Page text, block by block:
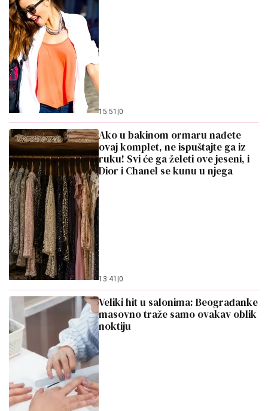
15:51 0
Ako u bakinom ormaru nađete
ovaj komplet, ne ispuštajte ga iz
ruku! Svi će ga želeti ove jeseni, i
Dior i Chanel se kunu u njega
13:41 0
Veliki hit u salonima: Beograđanke
masovno traže samo ovakav oblik
noktiju